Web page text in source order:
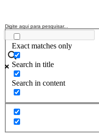
Exact matches only
Search in title
Search in content